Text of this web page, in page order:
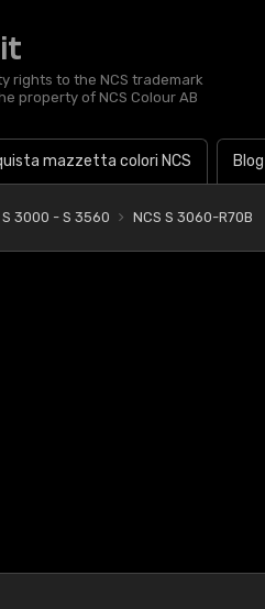
rights to the NCS trademark
property of NCS Colour AB
mazzetta colori NCS Blog
S 3000 - S 3560 NCS S 3060-R70B